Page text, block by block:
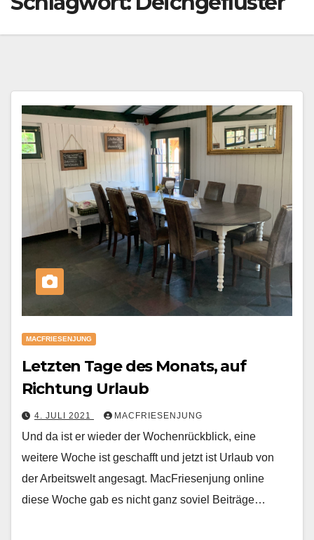
MACFRIESENJUNG
Letzten Tage des Monats, auf
Richtung Urlaub
4. JULI 2021 MACFRIESENJUNG
Und da ist er wieder der Wochenrückblick, eine
weitere Woche ist geschafft und jetzt ist Urlaub von
der Arbeitswelt angesagt. MacFriesenjung online
diese Woche gab es nicht ganz soviel Beiträge…